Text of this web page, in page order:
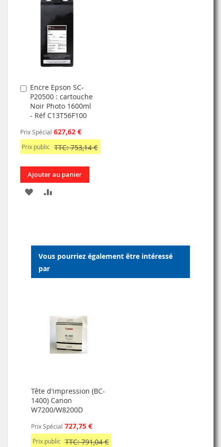
LISTE
D’ENVIE
COMPARATEUR
Encre Epson SC-
P20500 : cartouche
Noir Photo 1600ml
- Réf C13T56F100
Prix Spécial 627,62 €
Prix public TTC: 753,14 €
Ajouter
au
panier
Ajouter au panier
AJOUTER
D’ENVIE
Vous pourriez également être intéressé
par
Tête d'impression (BC-
1400) Canon
W7200/W8200D
Prix Spécial 727,75 €
Prix public TTC: 791,04 €